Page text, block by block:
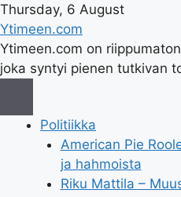
Thursday, 6 August
Ytimeen.com
Ytimeen.com on
joka syntyi pienen tutkivan
Politiikka
American Pie
ja hahmoista
Riku Mattila –